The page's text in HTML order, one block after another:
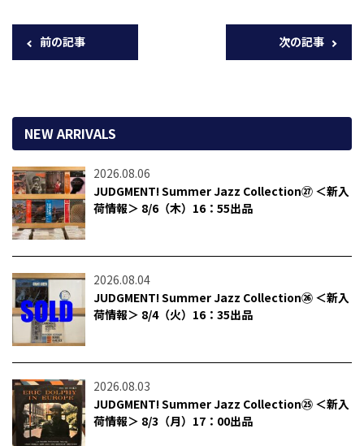
前の記事 次の記事
NEW ARRIVALS
2026.08.06
JUDGMENT! Summer Jazz Collection㉗ ＜新入
荷情報＞ 8/6（木）16：55出品
2026.08.04
JUDGMENT! Summer Jazz Collection㉖ ＜新入
荷情報＞ 8/4（火）16：35出品
2026.08.03
JUDGMENT! Summer Jazz Collection㉕ ＜新入
荷情報＞ 8/3（月）17：00出品